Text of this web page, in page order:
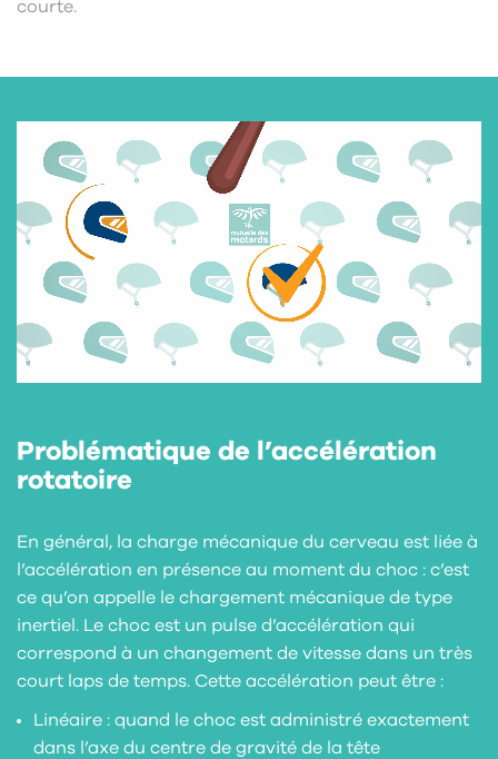
courte.
Problématique de l’accélération
rotatoire
En général, la charge mécanique du cerveau est liée à
l’accélération en présence au moment du choc : c’est
ce qu’on appelle le chargement mécanique de type
inertiel. Le choc est un pulse d’accélération qui
correspond à un changement de vitesse dans un très
court laps de temps. Cette accélération peut être :
Linéaire : quand le choc est administré exactement
dans l’axe du centre de gravité de la tête